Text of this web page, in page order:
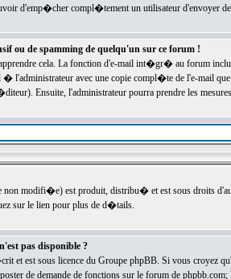
d'emp�cher compl�tement un utilisateur d'envoyer
ou de spamming de quelqu'un sur ce forum !
cela. La fonction d'e-mail int�gr� au forum inclut
� l'administrateur avec une copie compl�te de l'e-mail
Ensuite, l'administrateur pourra prendre les
non modifi�e) est produit, distribu� et est sous droits
sur le lien pour plus de d�tails.
pas disponible ?
et est sous licence du Groupe phpBB. Si vous croyez
de demande de fonctions sur le forum de